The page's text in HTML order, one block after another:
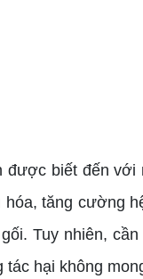
biết đến với
tăng cường
Tuy nhiên,
hại không